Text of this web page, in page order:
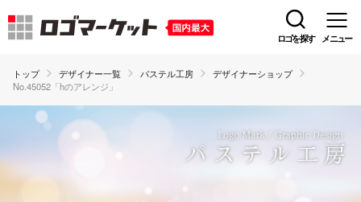
ロゴを探す メニュー
トップ デザイナー一覧 パステル工房
デザイナーショップ
No.45052「hのアレンジ」